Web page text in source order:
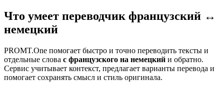
Что умеет переводчик французский ↔
немецкий
PROMT.One помогает быстро и точно переводить тексты и
отдельные слова с французского на немецкий и обратно.
Сервис учитывает контекст, предлагает варианты перевода и
помогает сохранять смысл и стиль оригинала.